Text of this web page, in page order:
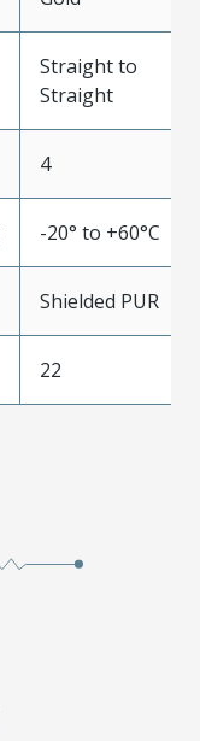
Straight to
Straight
4
-20° to +60°C
Shielded PUR
22